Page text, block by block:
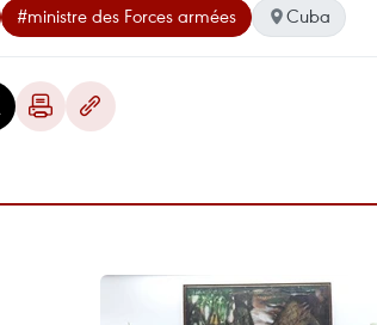
#ministre des Forces armées Cuba